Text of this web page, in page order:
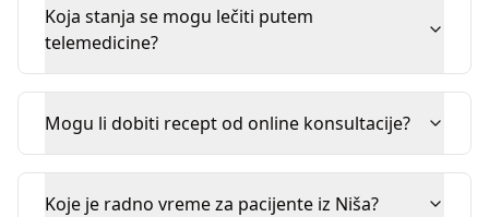
Koja stanja se mogu lečiti putem
telemedicine?
Mogu li dobiti recept od online konsultacije?
Koje je radno vreme za pacijente iz Niša?